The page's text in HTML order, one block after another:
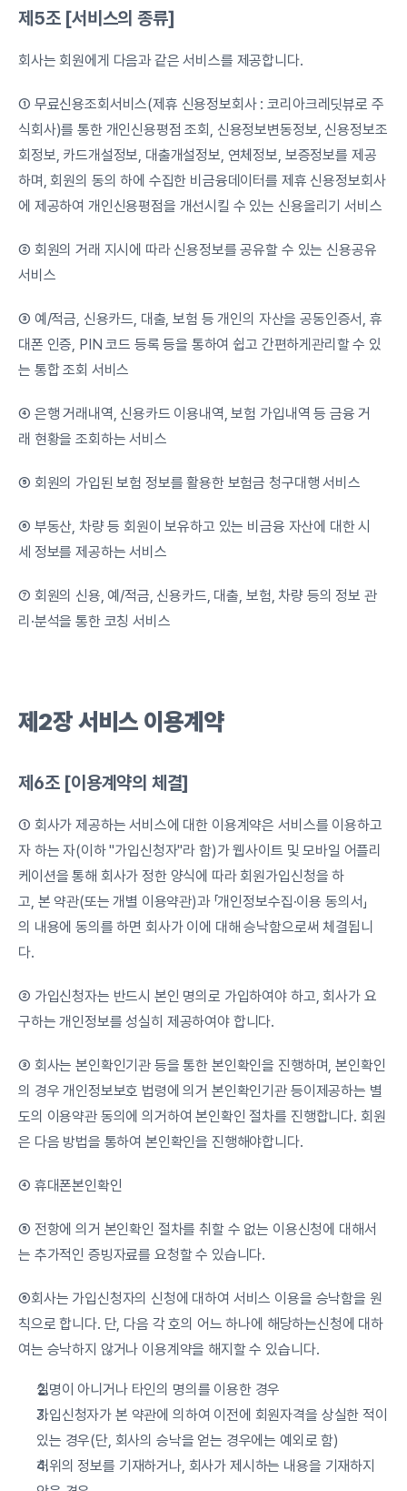
제5조 [서비스의 종류]
회사는 회원에게 다음과 같은 서비스를 제공합니다.
① 무료신용조회서비스(제휴 신용정보회사 : 코리아크레딧뷰로 주
식회사)를 통한 개인신용평점 조회, 신용정보변동정보, 신용정보조
회정보, 카드개설정보, 대출개설정보, 연체정보, 보증정보를 제공
하며, 회원의 동의 하에 수집한 비금융데이터를 제휴 신용정보회사
에 제공하여 개인신용평점을 개선시킬 수 있는 신용올리기 서비스
② 회원의 거래 지시에 따라 신용정보를 공유할 수 있는 신용공유
서비스
③ 예/적금, 신용카드, 대출, 보험 등 개인의 자산을 공동인증서, 휴
대폰 인증, PIN 코드 등록 등을 통하여 쉽고 간편하게관리할 수 있
는 통합 조회 서비스
④ 은행 거래내역, 신용카드 이용내역, 보험 가입내역 등 금융 거
래 현황을 조회하는 서비스
⑤ 회원의 가입된 보험 정보를 활용한 보험금 청구대행 서비스
⑥ 부동산, 차량 등 회원이 보유하고 있는 비금융 자산에 대한 시
세 정보를 제공하는 서비스
⑦ 회원의 신용, 예/적금, 신용카드, 대출, 보험, 차량 등의 정보 관
리·분석을 통한 코칭 서비스
제2장서비스 이용계약
제6조 [이용계약의 체결]
① 회사가 제공하는 서비스에 대한 이용계약은 서비스를 이용하고
자 하는 자(이하 "가입신청자"라 함)가 웹사이트 및 모바일 어플리
케이션을 통해 회사가 정한 양식에 따라 회원가입신청을 하
고, 본 약관(또는 개별 이용약관)과 「개인정보수집·이용 동의서」
의 내용에 동의를 하면 회사가 이에 대해 승낙함으로써 체결됩니
다.
② 가입신청자는 반드시 본인 명의로 가입하여야 하고, 회사가 요
구하는 개인정보를 성실히 제공하여야 합니다.
③ 회사는 본인확인기관 등을 통한 본인확인을 진행하며, 본인확인
의 경우 개인정보보호 법령에 의거 본인확인기관 등이제공하는 별
도의 이용약관 동의에 의거하여 본인확인 절차를 진행합니다. 회원
은 다음 방법을 통하여 본인확인을 진행해야합니다.
④ 휴대폰본인확인
⑤ 전항에 의거 본인확인 절차를 취할 수 없는 이용신청에 대해서
는 추가적인 증빙자료를 요청할 수 있습니다.
⑥회사는 가입신청자의 신청에 대하여 서비스 이용을 승낙함을 원
칙으로 합니다. 단, 다음 각 호의 어느 하나에 해당하는신청에 대하
여는 승낙하지 않거나 이용계약을 해지할 수 있습니다.
실명이 아니거나 타인의 명의를 이용한 경우
가입신청자가 본 약관에 의하여 이전에 회원자격을 상실한 적이
있는 경우(단, 회사의 승낙을 얻는 경우에는 예외로 함)
허위의 정보를 기재하거나, 회사가 제시하는 내용을 기재하지